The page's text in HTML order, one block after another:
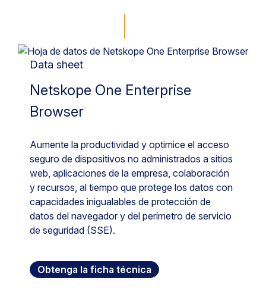
Data sheet
Netskope One Enterprise
Browser
Aumente la productividad y optimice el acceso
seguro de dispositivos no administrados a sitios
web, aplicaciones de la empresa, colaboración
y recursos, al tiempo que protege los datos con
capacidades inigualables de protección de
datos del navegador y del perímetro de servicio
de seguridad (SSE).
Obtenga la ficha técnica